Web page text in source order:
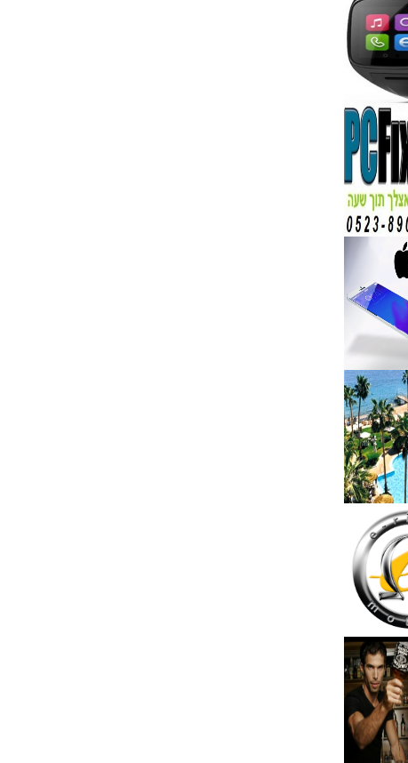
150
₪
מידע נוסף
נגן DVD קורא DIVX עם USB
החל מ- 349 ₪
מידע נוסף
מיקצועי למאפרים
349
₪
מידע נוסף
40
₪
מידע נוסף
499
₪
מידע נוסף
למאפרים + נרתיק
720
₪
מידע נוסף
30
₪
מידע נוסף
Pour
285
₪
מידע נוסף